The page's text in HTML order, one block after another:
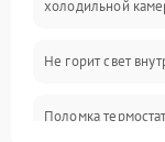
холодильной
Не горит свет
Поломка